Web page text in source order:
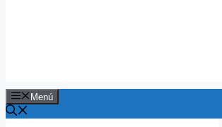
Menú